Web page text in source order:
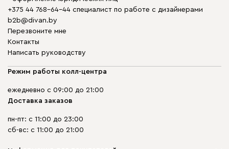
+375 44 768-64-44 специалист по работе с дизайнерами
b2b@divan.by
Перезвоните мне
Контакты
Написать руководству
Режим работы колл-центра
ежедневно с 09:00 до 21:00
Доставка заказов
пн-пт: с 11:00 до 23:00
сб-вс: с 11:00 до 21:00